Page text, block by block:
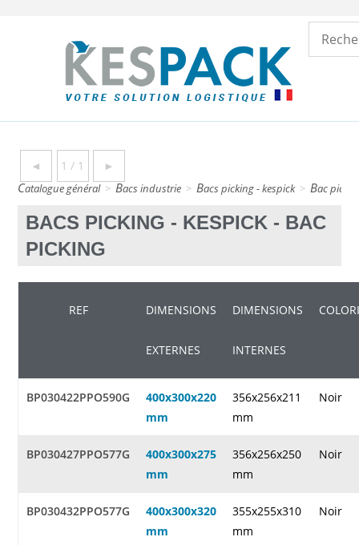
◄ 1 / 1 ►
catalogue général > bacs industrie > bacs picking - kespick > bac
BACS PICKING - KESPICK - BAC
PICKING
REF DIMENSIONS
EXTERNES
DIMENSIONS
INTERNES
BP030422PPO590G
400x300x220
mm
356x256x211
mm
Noir
BP030427PPO577G
400x300x275
mm
356x256x250
mm
Noir
BP030432PPO577G
400x300x320
mm
355x255x310
mm
Noir